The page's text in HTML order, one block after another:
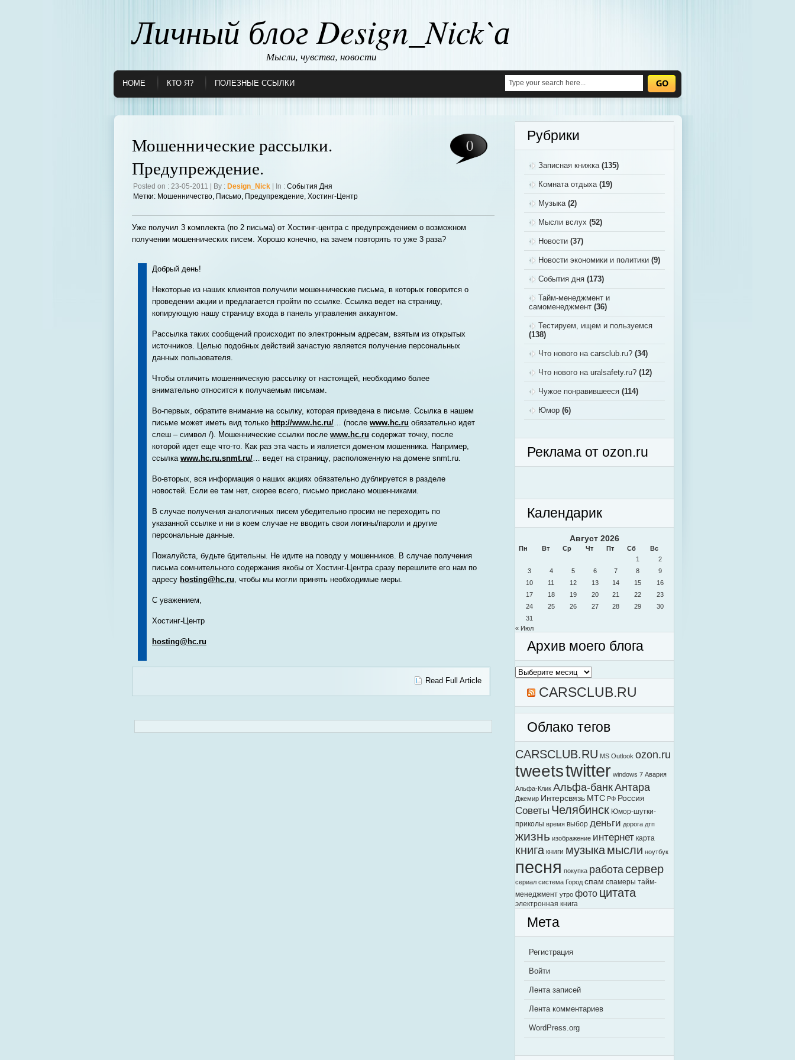
Личный блог Design_Nick`а
Мысли, чувства, новости
HOME КТО Я? ПОЛЕЗНЫЕ ССЫЛКИ
Мошеннические рассылки.
Предупреждение.
Posted on : 23-05-2011 | By : Design_Nick | In : События Дня
Метки: Мошенничество, Письмо, Предупреждение, Хостинг-Центр
0
Уже получил 3 комплекта (по 2 письма) от Хостинг-центра с предупреждением о возможном
получении мошеннических писем. Хорошо конечно, на зачем повторять то уже 3 раза?
Добрый день!
Некоторые из наших клиентов получили мошеннические письма, в которых говорится о
проведении акции и предлагается пройти по ссылке. Ссылка ведет на страницу,
копирующую нашу страницу входа в панель управления аккаунтом.
Рассылка таких сообщений происходит по электронным адресам, взятым из открытых
источников. Целью подобных действий зачастую является получение персональных
данных пользователя.
Чтобы отличить мошенническую рассылку от настоящей, необходимо более
внимательно относится к получаемым письмам.
Во-первых, обратите внимание на ссылку, которая приведена в письме. Ссылка в нашем
письме может иметь вид только http://www.hc.ru/… (после www.hc.ru обязательно идет
слеш – символ /). Мошеннические ссылки после www.hc.ru содержат точку, после
которой идет еще что-то. Как раз эта часть и является доменом мошенника. Например,
ссылка www.hc.ru.snmt.ru/… ведет на страницу, расположенную на домене snmt.ru.
Во-вторых, вся информация о наших акциях обязательно дублируется в разделе
новостей. Если ее там нет, скорее всего, письмо прислано мошенниками.
В случае получения аналогичных писем убедительно просим не переходить по
указанной ссылке и ни в коем случае не вводить свои логины/пароли и другие
персональные данные.
Пожалуйста, будьте бдительны. Не идите на поводу у мошенников. В случае получения
письма сомнительного содержания якобы от Хостинг-Центра сразу перешлите его нам по
адресу hosting@hc.ru, чтобы мы могли принять необходимые меры.
С уважением,
Хостинг-Центр
hosting@hc.ru
Read Full Article
Рубрики
Записная книжка(135)
Комната отдыха(19)
Музыка(2)
Мысли вслух (52)
Новости (37)
Новости экономики и политики (9)
События дня (173)
Тайм-менеджмент и
самоменеджмент (36)
Тестируем, ищем и пользуемся
(138)
Что нового на carsclub.ru? (34)
Что нового на uralsafety.ru? (12)
Чужое понравившееся (114)
Юмор (6)
Реклама от ozon.ru
Календарик
Август 2026
Пн Вт Ср Чт Пт Сб
Вс
1
2
3
4 5 6 7 8
9
10
11 12 13 14 15
16
17
18 19 20 21 22
23
24
25 26 27 28 29
30
31
« Июл
Архив моего блога
Архив
моего
CARSCLUB.RU
Облако тегов
CARSCLUB.RU MS Outlook ozon.ru
tweetstwitter windows 7 Авария
Альфа-Клик Альфа-банкАнтара
Джемир Интерсвязь МТС РФ Россия
Советы Челябинск Юмор-шутки-
приколы время выбор деньги дорога дтп
жизнь изображение интернет карта
книга книги музыкамысли ноутбук
песня покупка работасервер
сериал система Город спам спамеры тайм-
менеджмент утро фото цитата
электронная книга
Мета
Регистрация
Войти
Лента записей
Лента комментариев
WordPress.org